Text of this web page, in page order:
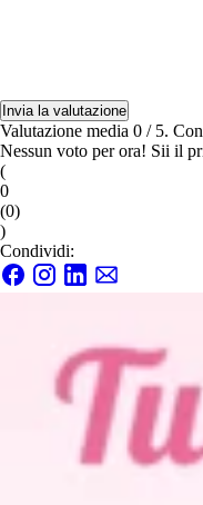
Invia la valutazione
Valutazione media 0 / 5.
Nessun voto per ora! Sii il
(
0
(0)
)
Condividi: